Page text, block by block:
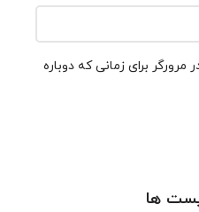
برای زمانی که دوباره
ها